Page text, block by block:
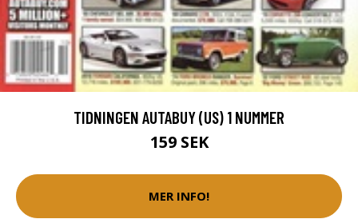
TIDNINGEN AUTABUY (US) 1 NUMMER
159 SEK
MER INFO!